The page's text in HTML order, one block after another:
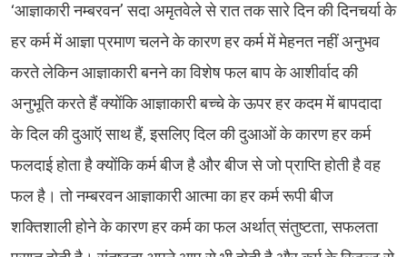
‘आज्ञाकारी नम्बरवन’ सदा अमृतवेले से रात तक सारे दिन की दिनचर्या के
हर कर्म में आज्ञा प्रमाण चलने के कारण हर कर्म में मेहनत नहीं अनुभव
करते लेकिन आज्ञाकारी बनने का विशेष फल बाप के आशीर्वाद की
अनुभूति करते हैं क्योंकि आज्ञाकारी बच्चे के ऊपर हर कदम में बापदादा
के दिल की दुआऍ साथ हैं, इसलिए दिल की दुआओं के कारण हर कर्म
फलदाई होता है क्योंकि कर्म बीज है और बीज से जो प्राप्ति होती है वह
फल है। तो नम्बरवन आज्ञाकारी आत्मा का हर कर्म रूपी बीज
शक्तिशाली होने के कारण हर कर्म का फल अर्थात् संतुष्टता, सफलता